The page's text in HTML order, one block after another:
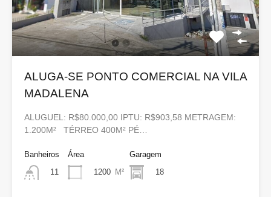
ALUGA-SE PONTO COMERCIAL NA VILA
MADALENA
ALUGUEL: R$80.000,00 IPTU: R$903,58 METRAGEM:
1.200M² TÉRREO 400M² PÉ…
Banheiros
11
Área
1200 M²
Garagem
18